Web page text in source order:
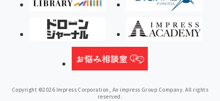
Copyright ©2026 Impress Corporation, An impress Group Company. All rights
reserved.